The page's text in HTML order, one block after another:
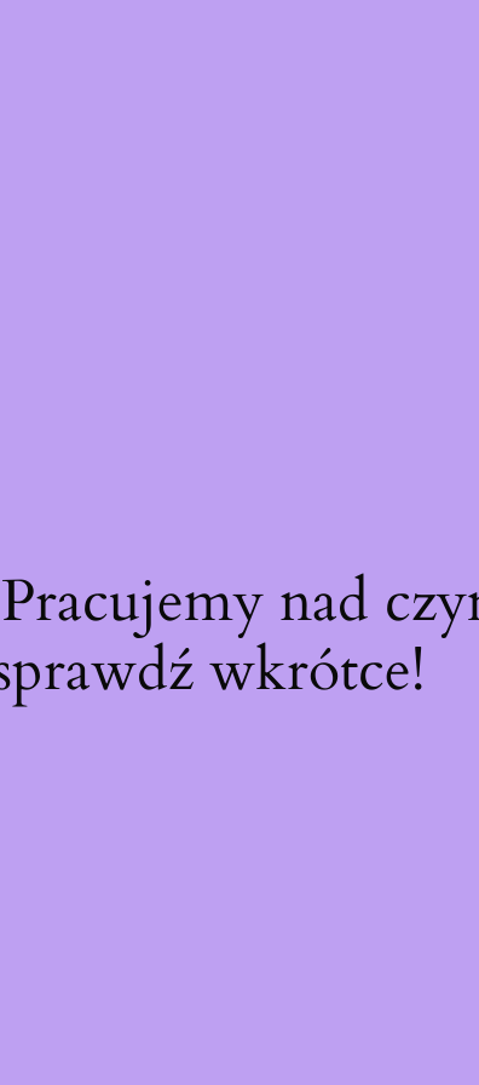
nad
wkrótce!